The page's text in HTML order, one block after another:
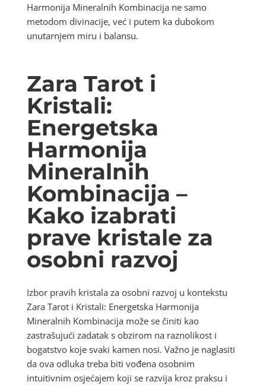
Harmonija Mineralnih Kombinacija ne samo
metodom divinacije, već i putem ka dubokom
unutarnjem miru i balansu.
Zara Tarot i
Kristali:
Energetska
Harmonija
Mineralnih
Kombinacija –
Kako izabrati
prave kristale za
osobni razvoj
Izbor pravih kristala za osobni razvoj u kontekstu
Zara Tarot i Kristali: Energetska Harmonija
Mineralnih Kombinacija može se činiti kao
zastrašujući zadatak s obzirom na raznolikost i
bogatstvo koje svaki kamen nosi. Važno je naglasiti
da ova odluka treba biti vođena osobnim
intuitivnim osjećajem koji se razvija kroz praksu i